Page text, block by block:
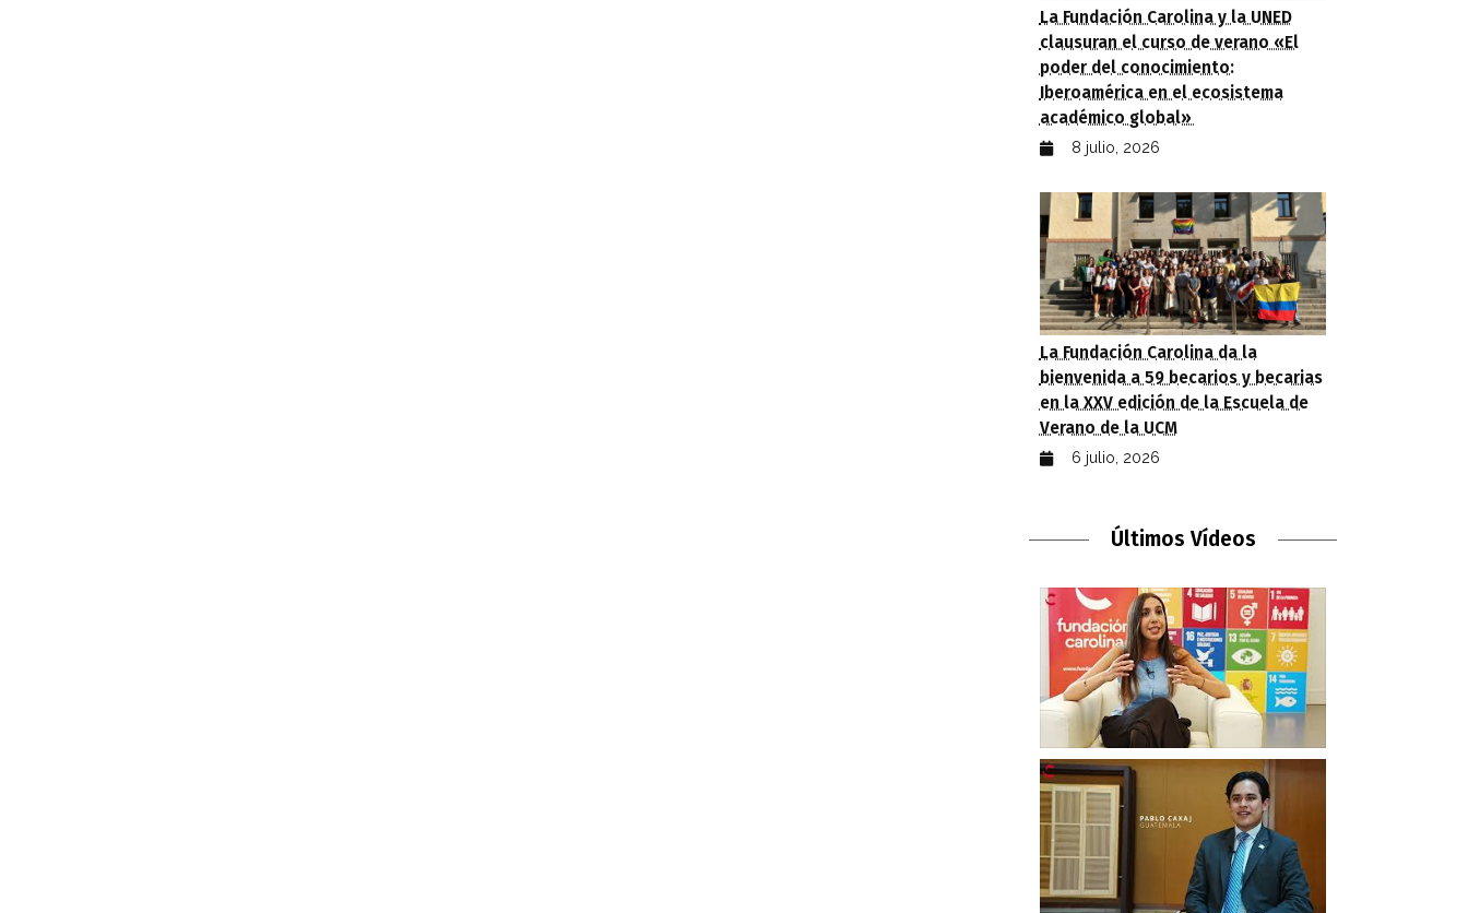
La Fundación Carolina y la UNED
clausuran el curso de verano «El
poder del conocimiento:
Iberoamérica en el ecosistema
académico global»
8 julio, 2026
La Fundación Carolina da la
bienvenida a 59 becarios y becarias
en la XXV edición de la Escuela de
Verano de la UCM
6 julio, 2026
Últimos Vídeos